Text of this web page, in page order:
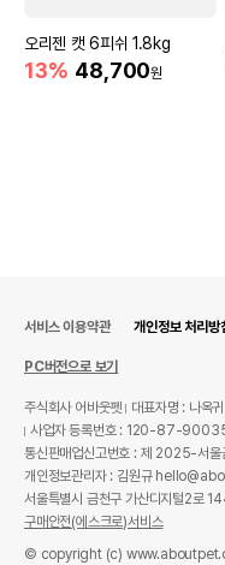
오리젠 캣 6피쉬 1.8kg
13% 48,700원
서비스 이용약관 개인정보 처리방
PC버전으로 보기
주식회사 어바웃펫
대표자명 : 나옥귀
사업자 등록번호 : 120-87-
통신판매업신고번호 : 제 2025-서
개인정보관리자 : 김원규
서울특별시 금천구 가산디지털2로
구매안전(에스크로)서비스
© copyright (c)